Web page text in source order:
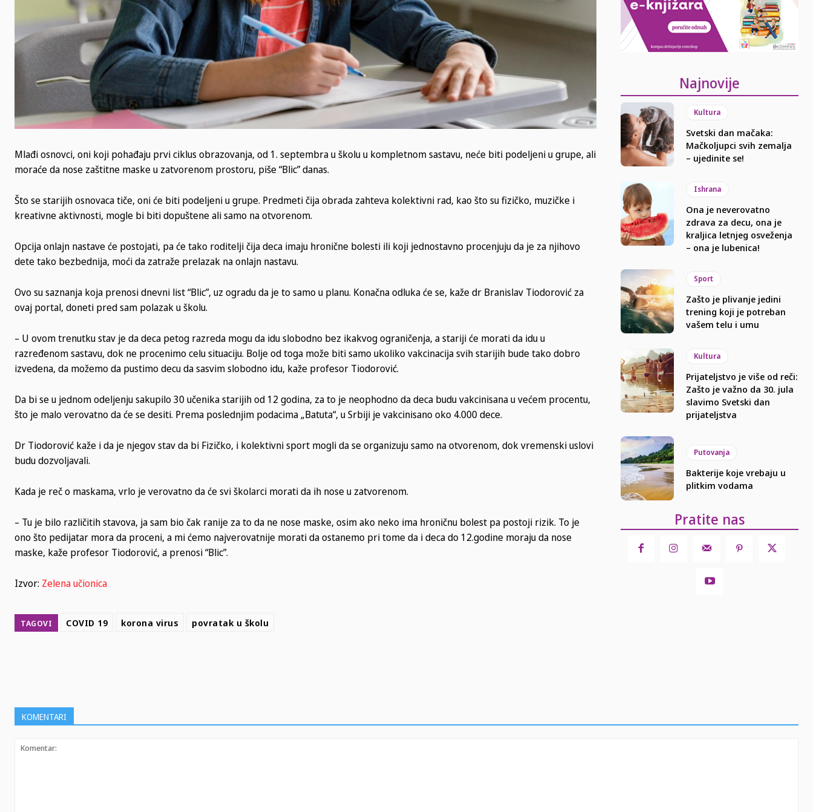
Mlađi osnovci, oni koji pohađaju prvi ciklus obrazovanja, od 1. septembra u školu u kompletnom sastavu, neće biti podeljeni u grupe, ali
moraće da nose zaštitne maske u zatvorenom prostoru, piše “Blic” danas.
Što se starijih osnovaca tiče, oni će biti podeljeni u grupe. Predmeti čija obrada zahteva kolektivni rad, kao što su fizičko, muzičke i
kreativne aktivnosti, mogle bi biti dopuštene ali samo na otvorenom.
Opcija onlajn nastave će postojati, pa će tako roditelji čija deca imaju hronične bolesti ili koji jednostavno procenjuju da je za njihovo
dete tako bezbednija, moći da zatraže prelazak na onlajn nastavu.
Ovo su saznanja koja prenosi dnevni list “Blic”, uz ogradu da je to samo u planu. Konačna odluka će se, kaže dr Branislav Tiodorović za
ovaj portal, doneti pred sam polazak u školu.
– U ovom trenutku stav je da deca petog razreda mogu da idu slobodno bez ikakvog ograničenja, a stariji će morati da idu u
razređenom sastavu, dok ne procenimo celu situaciju. Bolje od toga može biti samo ukoliko vakcinacija svih starijih bude tako dobro
izvedena, da možemo da pustimo decu da sasvim slobodno idu, kaže profesor Tiodorović.
Da bi se u jednom odeljenju sakupilo 30 učenika starijih od 12 godina, za to je neophodno da deca budu vakcinisana u većem procentu,
što je malo verovatno da će se desiti. Prema poslednjim podacima „Batuta“, u Srbiji je vakcinisano oko 4.000 dece.
Dr Tiodorović kaže i da je njegov stav da bi Fizičko, i kolektivni sport mogli da se organizuju samo na otvorenom, dok vremenski uslovi
budu dozvoljavali.
Kada je reč o maskama, vrlo je verovatno da će svi školarci morati da ih nose u zatvorenom.
– Tu je bilo različitih stavova, ja sam bio čak ranije za to da ne nose maske, osim ako neko ima hroničnu bolest pa postoji rizik. To je
ono što pedijatar mora da proceni, a mi ćemo najverovatnije morati da ostanemo pri tome da i deca do 12.godine moraju da nose
maske, kaže profesor Tiodorović, a prenosi “Blic”.
Izvor: Zelena učionica
TAGOVI COVID 19 korona virus povratak u školu
Najnovije
Kultura
Svetski dan mačaka:
Mačkoljupci svih zemalja
– ujedinite se!
Ishrana
Ona je neverovatno
zdrava za decu, ona je
kraljica letnjeg osveženja
– ona je lubenica!
Sport
Zašto je plivanje jedini
trening koji je potreban
vašem telu i umu
Kultura
Prijateljstvo je više od reči:
Zašto je važno da 30. jula
slavimo Svetski dan
prijateljstva
Putovanja
Bakterije koje vrebaju u
plitkim vodama
Pratite nas
KOMENTARI